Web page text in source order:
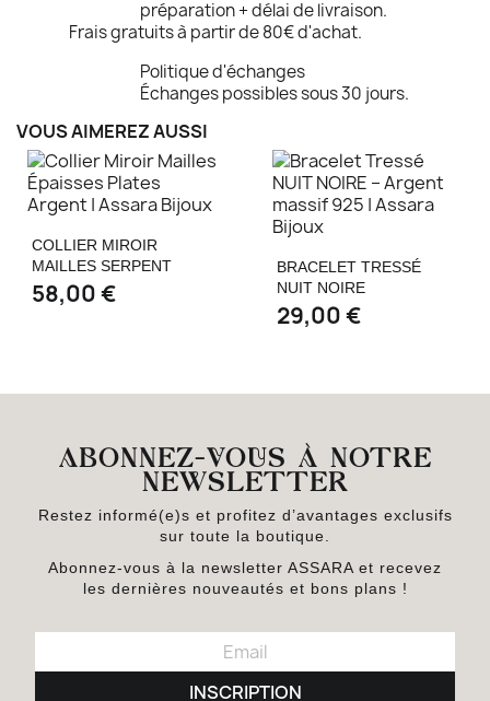
préparation + délai de livraison.
Frais gratuits à partir de 80€ d'achat.
Politique d'échanges
Échanges possibles sous 30 jours.
VOUS AIMEREZ AUSSI
COLLIER MIROIR
MAILLES SERPENT
58,00 €
BRACELET TRESSÉ
NUIT NOIRE
29,00 €
ABONNEZ-VOUS À NOTRE
NEWSLETTER
Restez informé(e)s et profitez d’avantages exclusifs
sur toute la boutique.
Abonnez-vous à la newsletter ASSARA et recevez
les dernières nouveautés et bons plans !
INSCRIPTION